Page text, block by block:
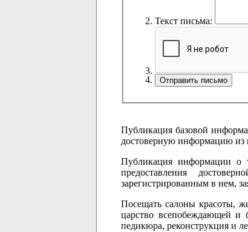
Текст письма:
Публикация базовой
достоверную информацию из
Публикация информации о
предоставления
зарегистрированным в нем,
Посещать салоны красоты,
царство всепобеждающей и
педикюра, реконструкция и